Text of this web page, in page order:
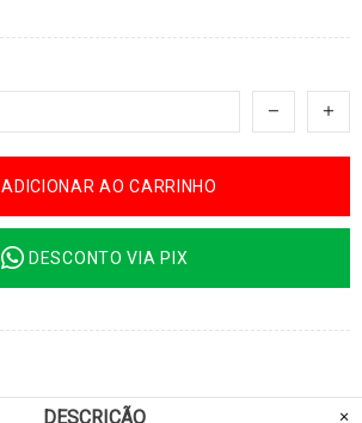
ADICIONAR AO CARRINHO
DESCONTO VIA PIX
DESCRIÇÃO